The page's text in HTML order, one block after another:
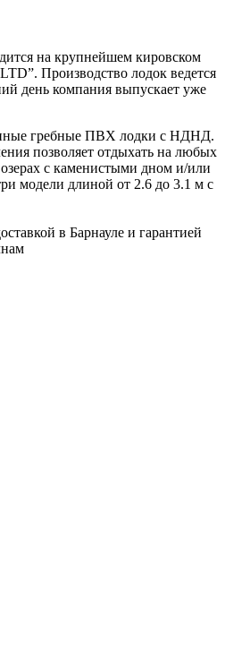
на крупнейшем кировском
Производство лодок ведется
день компания выпускает уже
гребные ПВХ лодки с НДНД.
позволяет отдыхать на любых
с каменистыми дном и/или
модели длиной от 2.6 до 3.1 м с
в Барнауле и гарантией